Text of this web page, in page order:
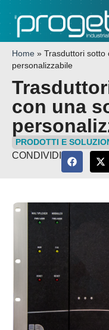
Home » Trasduttori sotto
personalizzabile
con una
PRODOTTI E
CONDIVIDI